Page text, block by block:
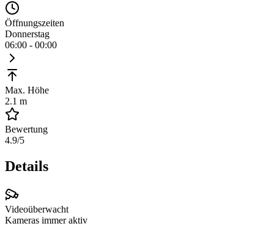
Öffnungszeiten
Donnerstag
06:00 - 00:00
Max. Höhe
2.1 m
Bewertung
4.9/5
Details
Videoüberwacht
Kameras immer aktiv